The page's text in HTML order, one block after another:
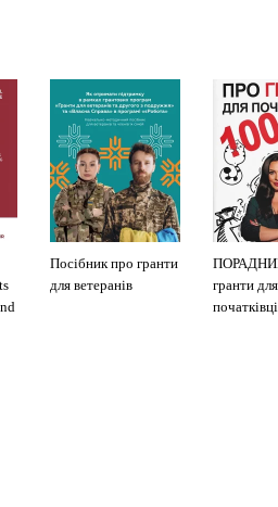
Посібник про гранти
для ветеранів
гранти для